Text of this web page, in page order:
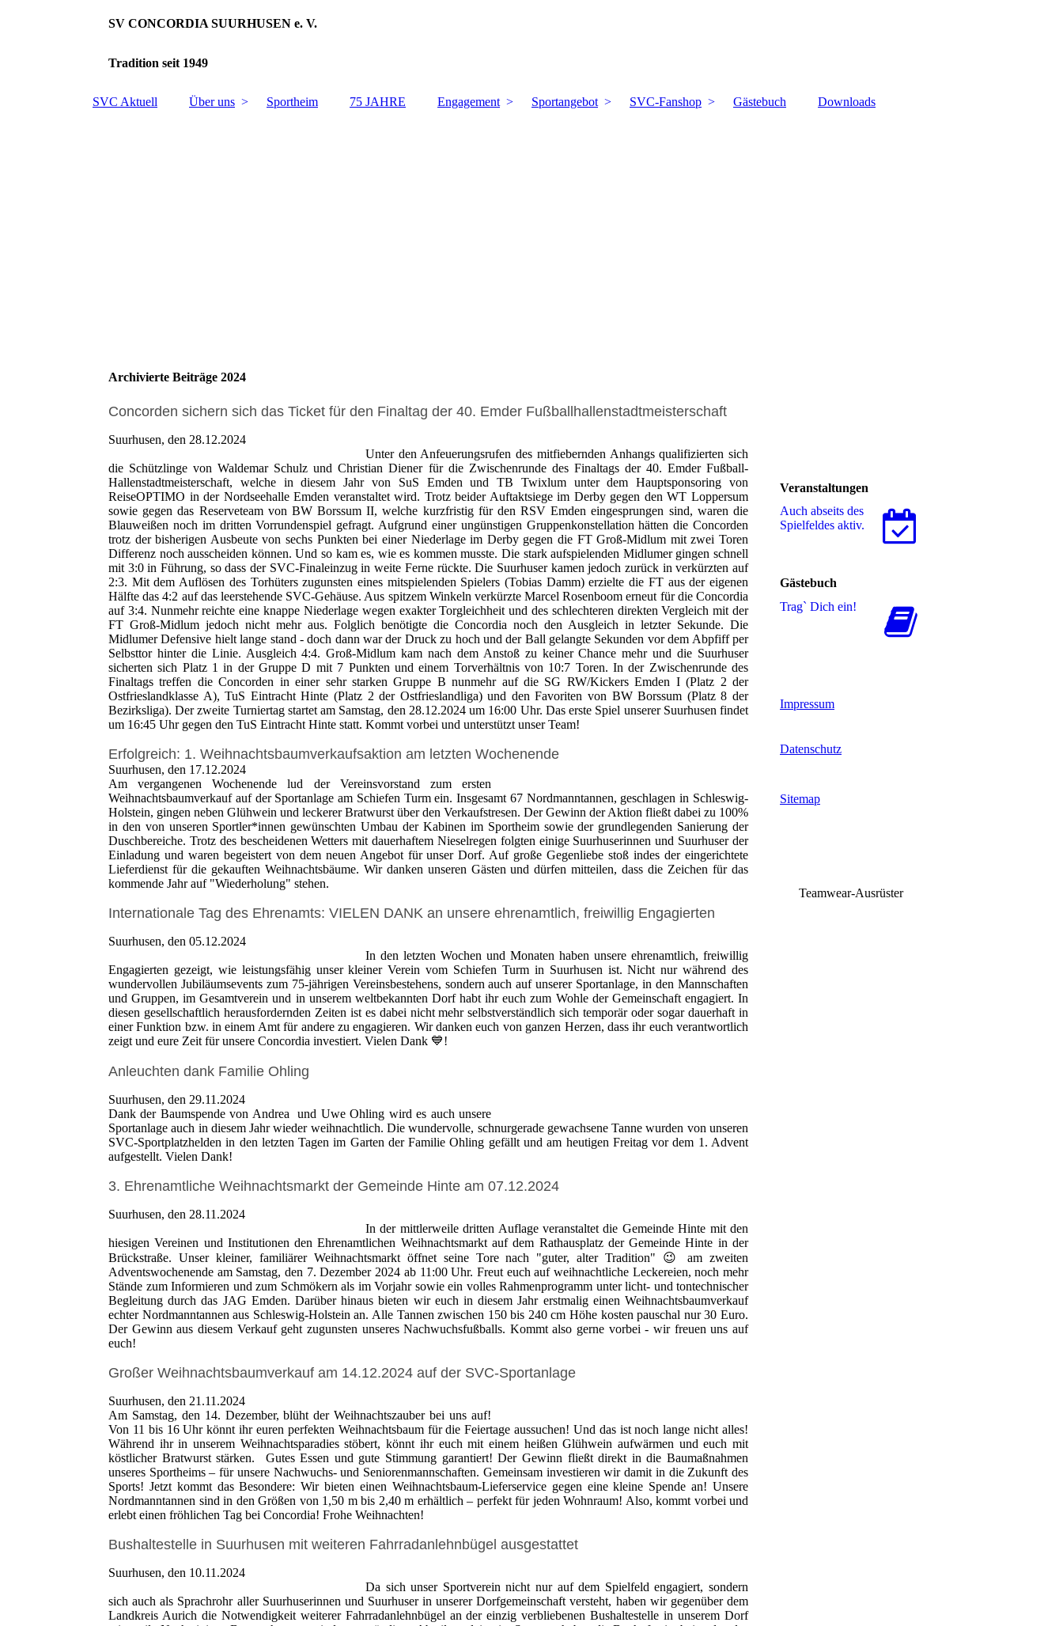
SV CONCORDIA SUURHUSEN e. V.
Tradition seit 1949
SVC Aktuell Über uns Sportheim 75 JAHRE Engagement Sportangebot SVC-Fanshop Gästebuch Downloads
Archivierte Beiträge 2024
Concorden sichern sich das Ticket für den Finaltag der 40. Emder Fußballhallenstadtmeisterschaft
Suurhusen, den 28.12.2024
Unter den Anfeuerungsrufen des mitfiebernden Anhangs qualifizierten sich
die Schützlinge von Waldemar Schulz und Christian Diener für die Zwischenrunde des Finaltags der 40. Emder Fußball-
Hallenstadtmeisterschaft, welche in diesem Jahr von SuS Emden und TB Twixlum unter dem Hauptsponsoring von
ReiseOPTIMO in der Nordseehalle Emden veranstaltet wird. Trotz beider Auftaktsiege im Derby gegen den WT Loppersum
sowie gegen das Reserveteam von BW Borssum II, welche kurzfristig für den RSV Emden eingesprungen sind, waren die
Blauweißen noch im dritten Vorrundenspiel gefragt. Aufgrund einer ungünstigen Gruppenkonstellation hätten die Concorden
trotz der bisherigen Ausbeute von sechs Punkten bei einer Niederlage im Derby gegen die FT Groß-Midlum mit zwei Toren
Differenz noch ausscheiden können. Und so kam es, wie es kommen musste. Die stark aufspielenden Midlumer gingen schnell
mit 3:0 in Führung, so dass der SVC-Finaleinzug in weite Ferne rückte. Die Suurhuser kamen jedoch zurück in verkürzten auf
2:3. Mit dem Auflösen des Torhüters zugunsten eines mitspielenden Spielers (Tobias Damm) erzielte die FT aus der eigenen
Hälfte das 4:2 auf das leerstehende SVC-Gehäuse. Aus spitzem Winkeln verkürzte Marcel Rosenboom erneut für die Concordia
auf 3:4. Nunmehr reichte eine knappe Niederlage wegen exakter Torgleichheit und des schlechteren direkten Vergleich mit der
FT Groß-Midlum jedoch nicht mehr aus. Folglich benötigte die Concordia noch den Ausgleich in letzter Sekunde. Die
Midlumer Defensive hielt lange stand - doch dann war der Druck zu hoch und der Ball gelangte Sekunden vor dem Abpfiff per
Selbsttor hinter die Linie. Ausgleich 4:4. Groß-Midlum kam nach dem Anstoß zu keiner Chance mehr und die Suurhuser
sicherten sich Platz 1 in der Gruppe D mit 7 Punkten und einem Torverhältnis von 10:7 Toren. In der Zwischenrunde des
Finaltags treffen die Concorden in einer sehr starken Gruppe B nunmehr auf die SG RW/Kickers Emden I (Platz 2 der
Ostfrieslandklasse A), TuS Eintracht Hinte (Platz 2 der Ostfrieslandliga) und den Favoriten von BW Borssum (Platz 8 der
Bezirksliga). Der zweite Turniertag startet am Samstag, den 28.12.2024 um 16:00 Uhr. Das erste Spiel unserer Suurhusen findet
um 16:45 Uhr gegen den TuS Eintracht Hinte statt. Kommt vorbei und unterstützt unser Team!
Erfolgreich: 1. Weihnachtsbaumverkaufsaktion am letzten Wochenende
Suurhusen, den 17.12.2024
Am vergangenen Wochenende lud der Vereinsvorstand zum ersten
Weihnachtsbaumverkauf auf der Sportanlage am Schiefen Turm ein. Insgesamt 67 Nordmanntannen, geschlagen in Schleswig-
Holstein, gingen neben Glühwein und leckerer Bratwurst über den Verkaufstresen. Der Gewinn der Aktion fließt dabei zu 100%
in den von unseren Sportler*innen gewünschten Umbau der Kabinen im Sportheim sowie der grundlegenden Sanierung der
Duschbereiche. Trotz des bescheidenen Wetters mit dauerhaftem Nieselregen folgten einige Suurhuserinnen und Suurhuser der
Einladung und waren begeistert von dem neuen Angebot für unser Dorf. Auf große Gegenliebe stoß indes der eingerichtete
Lieferdienst für die gekauften Weihnachtsbäume. Wir danken unseren Gästen und dürfen mitteilen, dass die Zeichen für das
kommende Jahr auf "Wiederholung" stehen.
Internationale Tag des Ehrenamts: VIELEN DANK an unsere ehrenamtlich, freiwillig Engagierten
Suurhusen, den 05.12.2024
In den letzten Wochen und Monaten haben unsere ehrenamtlich, freiwillig
Engagierten gezeigt, wie leistungsfähig unser kleiner Verein vom Schiefen Turm in Suurhusen ist. Nicht nur während des
wundervollen Jubiläumsevents zum 75-jährigen Vereinsbestehens, sondern auch auf unserer Sportanlage, in den Mannschaften
und Gruppen, im Gesamtverein und in unserem weltbekannten Dorf habt ihr euch zum Wohle der Gemeinschaft engagiert. In
diesen gesellschaftlich herausfordernden Zeiten ist es dabei nicht mehr selbstverständlich sich temporär oder sogar dauerhaft in
einer Funktion bzw. in einem Amt für andere zu engagieren. Wir danken euch von ganzen Herzen, dass ihr euch verantwortlich
zeigt und eure Zeit für unsere Concordia investiert. Vielen Dank 💙!
Anleuchten dank Familie Ohling
Suurhusen, den 29.11.2024
Dank der Baumspende von Andrea und Uwe Ohling wird es auch unsere
Sportanlage auch in diesem Jahr wieder weihnachtlich. Die wundervolle, schnurgerade gewachsene Tanne wurden von unseren
SVC-Sportplatzhelden in den letzten Tagen im Garten der Familie Ohling gefällt und am heutigen Freitag vor dem 1. Advent
aufgestellt. Vielen Dank!
3. Ehrenamtliche Weihnachtsmarkt der Gemeinde Hinte am 07.12.2024
Suurhusen, den 28.11.2024
In der mittlerweile dritten Auflage veranstaltet die Gemeinde Hinte mit den
hiesigen Vereinen und Institutionen den Ehrenamtlichen Weihnachtsmarkt auf dem Rathausplatz der Gemeinde Hinte in der
Brückstraße. Unser kleiner, familiärer Weihnachtsmarkt öffnet seine Tore nach "guter, alter Tradition" 😉 am zweiten
Adventswochenende am Samstag, den 7. Dezember 2024 ab 11:00 Uhr. Freut euch auf weihnachtliche Leckereien, noch mehr
Stände zum Informieren und zum Schmökern als im Vorjahr sowie ein volles Rahmenprogramm unter licht- und tontechnischer
Begleitung durch das JAG Emden. Darüber hinaus bieten wir euch in diesem Jahr erstmalig einen Weihnachtsbaumverkauf
echter Nordmanntannen aus Schleswig-Holstein an. Alle Tannen zwischen 150 bis 240 cm Höhe kosten pauschal nur 30 Euro.
Der Gewinn aus diesem Verkauf geht zugunsten unseres Nachwuchsfußballs. Kommt also gerne vorbei - wir freuen uns auf
euch!
Großer Weihnachtsbaumverkauf am 14.12.2024 auf der SVC-Sportanlage
Suurhusen, den 21.11.2024
Am Samstag, den 14. Dezember, blüht der Weihnachtszauber bei uns auf!
Von 11 bis 16 Uhr könnt ihr euren perfekten Weihnachtsbaum für die Feiertage aussuchen! Und das ist noch lange nicht alles!
Während ihr in unserem Weihnachtsparadies stöbert, könnt ihr euch mit einem heißen Glühwein aufwärmen und euch mit
köstlicher Bratwurst stärken. Gutes Essen und gute Stimmung garantiert! Der Gewinn fließt direkt in die Baumaßnahmen
unseres Sportheims – für unsere Nachwuchs- und Seniorenmannschaften. Gemeinsam investieren wir damit in die Zukunft des
Sports! Jetzt kommt das Besondere: Wir bieten einen Weihnachtsbaum-Lieferservice gegen eine kleine Spende an! Unsere
Nordmanntannen sind in den Größen von 1,50 m bis 2,40 m erhältlich – perfekt für jeden Wohnraum! Also, kommt vorbei und
erlebt einen fröhlichen Tag bei Concordia! Frohe Weihnachten!
Bushaltestelle in Suurhusen mit weiteren Fahrradanlehnbügel ausgestattet
Suurhusen, den 10.11.2024
Da sich unser Sportverein nicht nur auf dem Spielfeld engagiert, sondern
sich auch als Sprachrohr aller Suurhuserinnen und Suurhuser in unserer Dorfgemeinschaft versteht, haben wir gegenüber dem
Landkreis Aurich die Notwendigkeit weiterer Fahrradanlehnbügel an der einzig verbliebenen Bushaltestelle in unserem Dorf
Veranstaltungen
Auch abseits des
Spielfeldes aktiv.
Gästebuch
Trag` Dich ein!
Impressum
Datenschutz
Sitemap
Teamwear-Ausrüster